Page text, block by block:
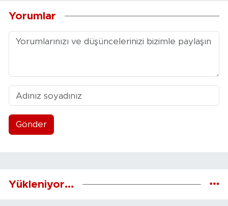
Yorumlar
Gönder
Yükleniyor...